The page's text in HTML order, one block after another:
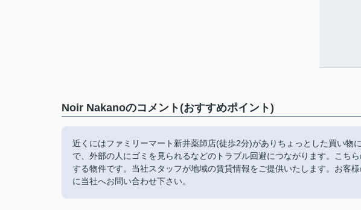
Noir Nakanoのコメント(おすすめポイント)
近くにはファミリーマート新井薬師店(徒歩2分)がありちょっとした買い物
で、外部の人にゴミを見られるなどのトラブル回避につながります。こち
する物件です。当社スタッフが地域の賃貸情報をご提供いたします。お客
に当社へお問い合わせ下さい。